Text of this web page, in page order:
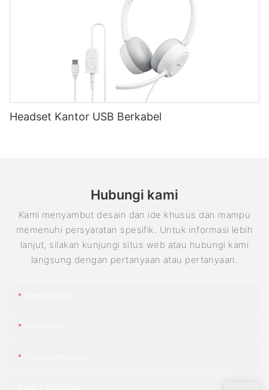
Headset Kantor USB Berkabel
Hubungi kami
Kami menyambut desain dan ide khusus dan mampu
memenuhi persyaratan spesifik. Untuk informasi lebih
lanjut, silakan kunjungi situs web atau hubungi kami
langsung dengan pertanyaan atau pertanyaan.